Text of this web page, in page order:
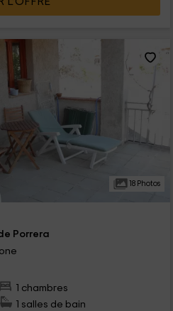
18 Photos
Porrera
1 chambres
1 salles de bain